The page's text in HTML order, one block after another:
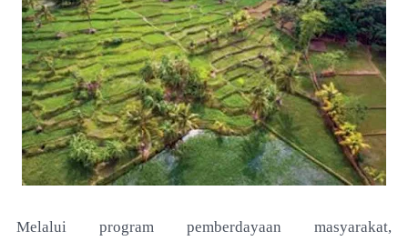
Melalui program pemberdayaan masyarakat,